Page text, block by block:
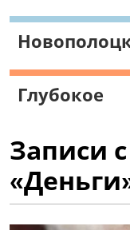
Глубокое
Записи